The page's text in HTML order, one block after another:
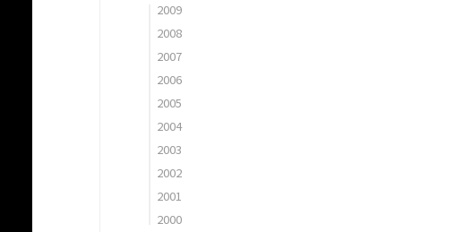
2009
2008
2007
2006
2005
2004
2003
2002
2001
2000